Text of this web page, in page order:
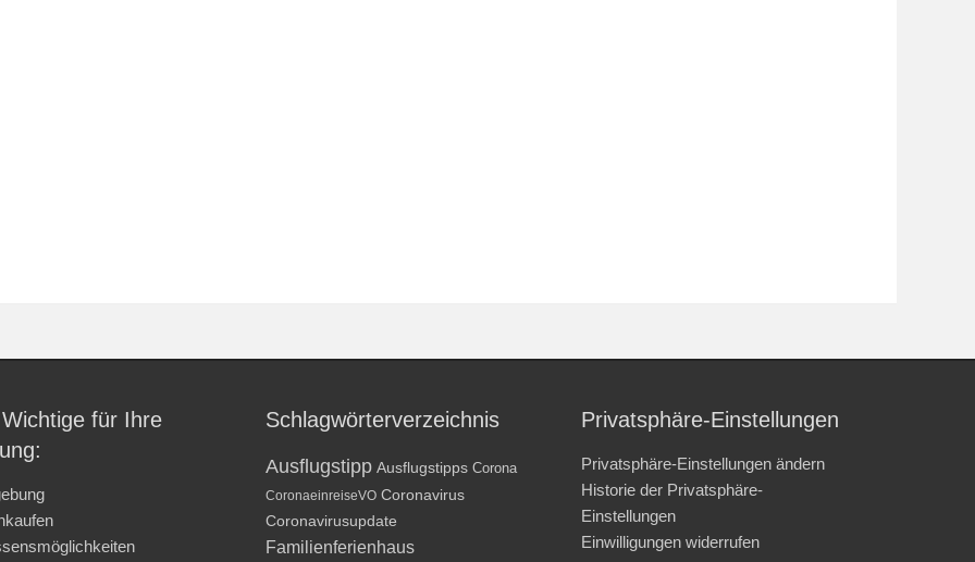
für Ihre
Schlagwörterverzeichnis
Ausflugstipp Ausflugstipps Corona
CoronaeinreiseVO Coronavirus
Coronavirusupdate
Familienferienhaus
Privatsphäre-Einstellungen
Privatsphäre-Einstellungen ändern
Historie der Privatsphäre-
Einstellungen
Einwilligungen widerrufen